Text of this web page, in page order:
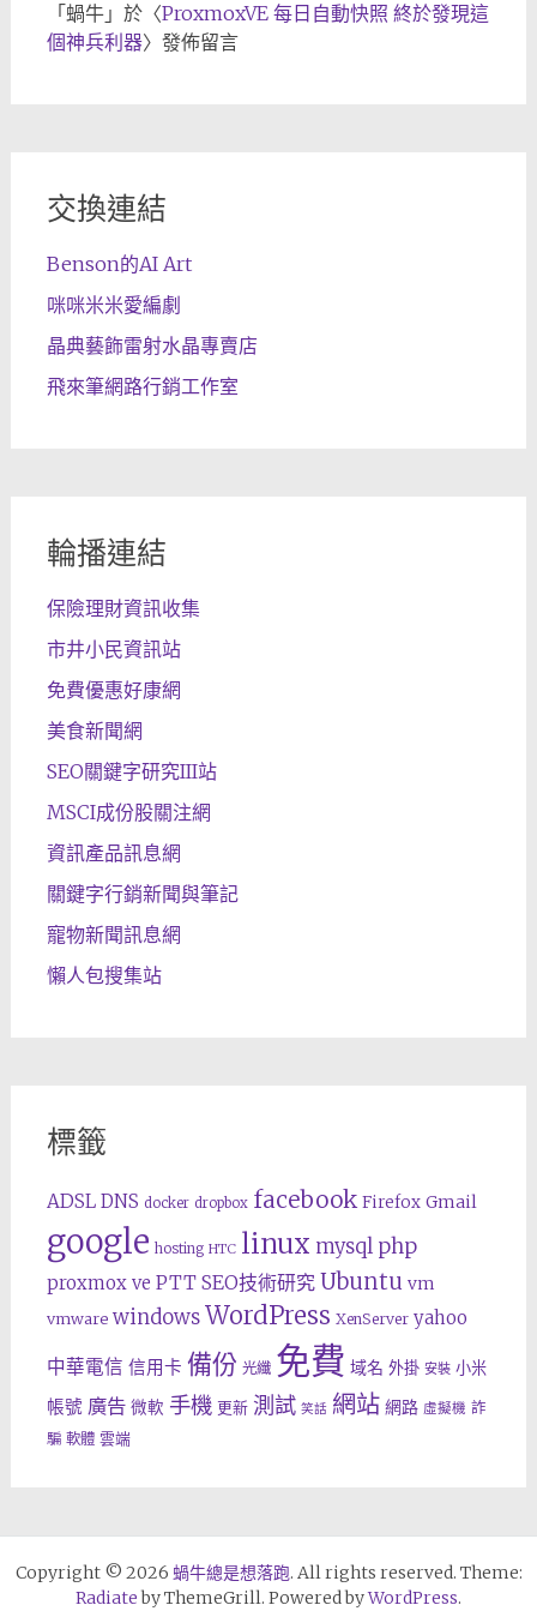
「 蝸牛」於〈ProxmoxVE 每日自動快照 終於發現這
個神兵利器〉發佈留言
交換連結
Benson的AI Art
咪咪米米愛編劇
晶典藝飾雷射水晶專賣店
飛來筆網路行銷工作室
輪播連結
保險理財資訊收集
市井小民資訊站
免費優惠好康網
美食新聞網
SEO關鍵字研究III站
MSCI成份股關注網
資訊產品訊息網
關鍵字行銷新聞與筆記
寵物新聞訊息網
懶人包搜集站
標籤
ADSL DNS docker dropbox facebook Firefox Gmail
google hosting HTC linux mysql php
proxmox ve PTT SEO技術研究 Ubuntu vm
vmware windows WordPress XenServer yahoo
中華電信 信用卡 備份 光纖 免費 域名 外掛 安裝 小米
帳號 廣告 微軟 手機 更新 測試 笑話 網站 網路 虛擬機 詐
騙 軟體 雲端
Copyright © 2026 蝸牛總是想落跑. All rights reserved. Theme:
Radiateby ThemeGrill. Powered byWordPress.